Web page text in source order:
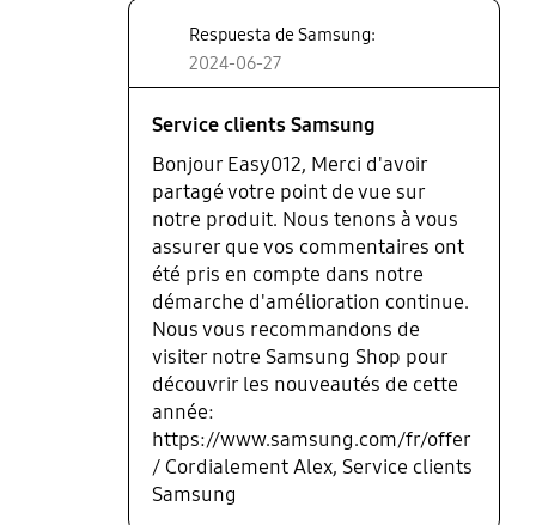
Respuesta de Samsung:
2024-06-27
Service clients Samsung
Bonjour Easy012, Merci d'avoir
partagé votre point de vue sur
notre produit. Nous tenons à vous
assurer que vos commentaires ont
été pris en compte dans notre
démarche d'amélioration continue.
Nous vous recommandons de
visiter notre Samsung Shop pour
découvrir les nouveautés de cette
année:
https://www.samsung.com/fr/offer
/ Cordialement Alex, Service clients
Samsung